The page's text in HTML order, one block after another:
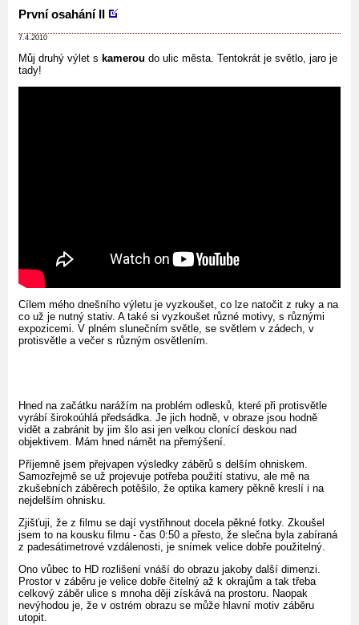
První osahání II
7.4.2010
Můj druhý výlet s kamerou do ulic města. Tentokrát je světlo, jaro je
tady!
Cílem mého dnešního výletu je vyzkoušet, co lze natočit z ruky a na
co už je nutný stativ. A také si vyzkoušet různé motivy, s různými
expozicemi. V plném slunečním světle, se světlem v zádech, v
protisvětle a večer s různým osvětlením.
Hned na začátku narážím na problém odlesků, které při protisvětle
vyrábí širokoúhlá předsádka. Je jich hodně, v obraze jsou hodně
vidět a zabránit by jim šlo asi jen velkou clonící deskou nad
objektivem. Mám hned námět na přemýšení.
Příjemně jsem přejvapen výsledky záběrů s delším ohniskem.
Samozřejmě se už projevuje potřeba použití stativu, ale mě na
zkušebních záběrech potěšilo, že optika kamery pěkně kreslí i na
nejdelším ohnisku.
Zjišťuji, že z filmu se dají vystřihnout docela pěkné fotky. Zkoušel
jsem to na kousku filmu - čas 0:50 a přesto, že slečna byla zabíraná
z padesátimetrové vzdálenosti, je snímek velice dobře použitelný.
Ono vůbec to HD rozlišení vnáší do obrazu jakoby další dimenzi.
Prostor v záběru je velice dobře čitelný až k okrajům a tak třeba
celkový záběr ulice s mnoha ději získává na prostoru. Naopak
nevýhodou je, že v ostrém obrazu se může hlavní motiv záběru
utopit.